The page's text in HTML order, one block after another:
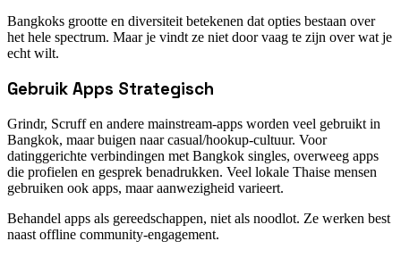
Bangkoks grootte en diversiteit betekenen dat opties bestaan over
het hele spectrum. Maar je vindt ze niet door vaag te zijn over wat je
echt wilt.
Gebruik Apps Strategisch
Grindr, Scruff en andere mainstream-apps worden veel gebruikt in
Bangkok, maar buigen naar casual/hookup-cultuur. Voor
datinggerichte verbindingen met Bangkok singles, overweeg apps
die profielen en gesprek benadrukken. Veel lokale Thaise mensen
gebruiken ook apps, maar aanwezigheid varieert.
Behandel apps als gereedschappen, niet als noodlot. Ze werken best
naast offline community-engagement.